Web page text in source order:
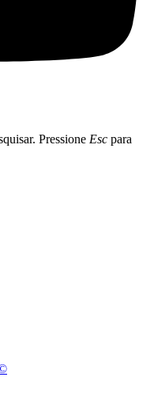
Pressione Esc para